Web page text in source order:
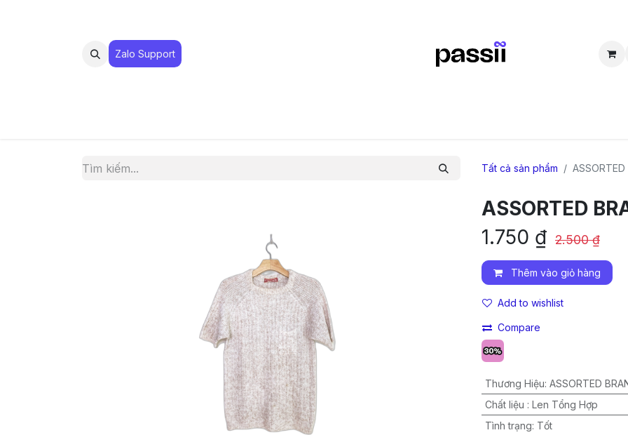
Zalo Suppo​​​​​​rt
Tất cả sản phẩm
ASSORTED
1.750 ₫ 2.500₫
Thêm vào giỏ hàng
Add to wishlist
Compare
Thương Hiệu: ASSORTED
Chất liệu : Len Tổng Hợp
Tình trạng: Tốt